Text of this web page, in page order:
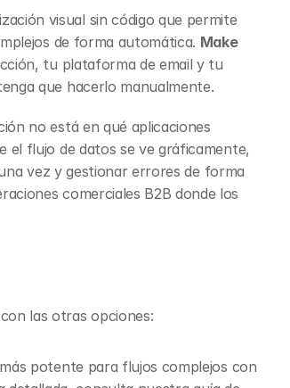
visual sin código que permite
de forma automática. Make
tu plataforma de email y tu
que hacerlo manualmente.
no está en qué aplicaciones
el flujo de datos se ve gráficamente,
vez y gestionar errores de forma
comerciales B2B donde los
las otras opciones:
potente para flujos complejos con